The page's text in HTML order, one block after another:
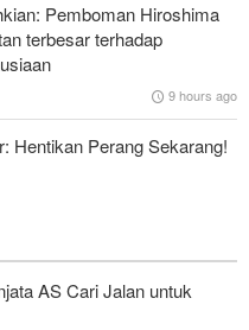
antara Realitas dan
negara Islam dalam
Pemboman Hiroshima
terbesar terhadap
9 hours ago
Hentikan Perang Sekarang!
AS Cari Jalan untuk